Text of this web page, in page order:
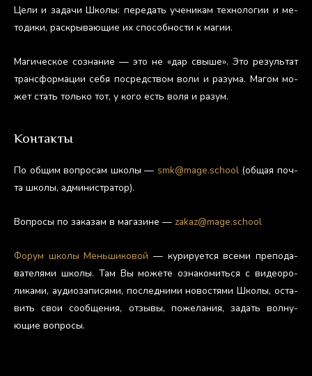
Це­ли и за­дачи Шко­лы: пе­редать уче­никам тех­но­логии и ме­
тоди­ки, рас­кры­ва­ющие их спо­соб­ности к ма­гии.
Ма­гичес­кое соз­на­ние — это не «дар свы­ше». Это ре­зуль­тат
тран­сфор­ма­ции се­бя пос­редс­твом во­ли и ра­зума. Ма­гом мо­
жет стать толь­ко тот, у ко­го есть во­ля и ра­зум.
Контакты
По об­щим воп­ро­сам шко­лы — smk@mage.school(об­щая поч­
та шко­лы, ад­ми­нис­тра­тор).
Воп­ро­сы по за­казам в ма­гази­не — zakaz@mage.school
Фо­рум шко­лы Мень­ши­ковой — ку­риру­ет­ся все­ми пре­пода­
вате­лями шко­лы. Там Вы мо­жете оз­на­комить­ся с ви­де­оро­
лика­ми, а­уди­оза­пися­ми, пос­ледни­ми но­вос­тя­ми Шко­лы, ос­та­
вить свои со­об­ще­ния, от­зы­вы, по­жела­ния, за­дать вол­ну­
ющие воп­ро­сы.